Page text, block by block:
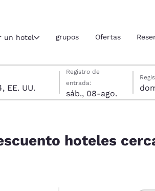
Región y ubicación actuales
México
América
un hotel grupos Ofertas
sábado, 8 de agosto
Registro de
entrada:
sáb., 08-ago.
domingo, 9 de agosto
domingo, 9 de agosto
sábado, 8 de agosto fecha
hoteles